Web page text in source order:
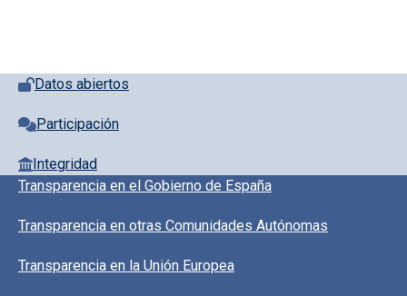
Pie de página con iconos
Datos abiertos
Participación
Integridad
Pie de pagina información
Transparencia en el Gobierno de España
Transparencia en otras Comunidades Autónomas
Transparencia en la Unión Europea